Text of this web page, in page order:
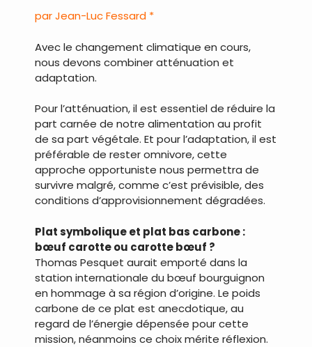
par Jean-Luc Fessard *
Avec le changement climatique en cours,
nous devons combiner atténuation et
adaptation.
Pour l’atténuation, il est essentiel de réduire la
part carnée de notre alimentation au profit
de sa part végétale. Et pour l’adaptation, il est
préférable de rester omnivore, cette
approche opportuniste nous permettra de
survivre malgré, comme c’est prévisible, des
conditions d’approvisionnement dégradées.
Plat symbolique et plat bas carbone :
bœuf carotte ou carotte bœuf ?
Thomas Pesquet aurait emporté dans la
station internationale du bœuf bourguignon
en hommage à sa région d’origine. Le poids
carbone de ce plat est anecdotique, au
regard de l’énergie dépensée pour cette
mission, néanmoins ce choix mérite réflexion.